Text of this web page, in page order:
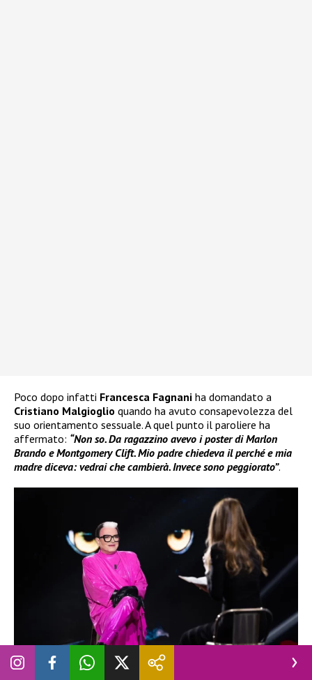
Poco dopo infatti Francesca Fagnani ha domandato a
Cristiano Malgioglio quando ha avuto consapevolezza del
suo orientamento sessuale. A quel punto il paroliere ha
affermato: “Non so. Da ragazzino avevo i poster di Marlon
Brando e Montgomery Clift. Mio padre chiedeva il perché e mia
madre diceva: vedrai che cambierà. Invece sono peggiorato”.